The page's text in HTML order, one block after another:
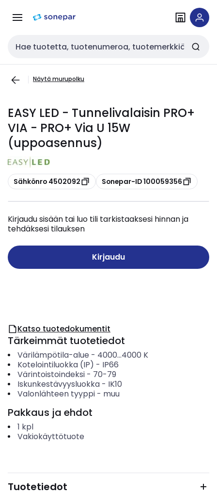
navigointiinsisältöön
Haku
Näytä murupolku
EASY LED - Tunnelivalaisin PRO+
VIA - PRO+ Via U 15W
(uppoasennus)
Kopioi
Sähkönro 4502092 Kopioi
Sonepar-ID 100059356
Kirjaudu sisään tai luo tili tarkistaaksesi hinnan ja
tehdäksesi tilauksen
Kirjaudu
Katso tuotedokumentit
Tärkeimmät tuotetiedot
Värilämpötila-alue - 4000...4000 K
Kotelointiluokka (IP) - IP66
Värintoistoindeksi- 70-79
Iskunkestävyysluokka- IK10
Valonlähteen tyyppi- muu
Pakkaus ja ehdot
1 kpl
Vakiokäyttötuote
Tuotetiedot